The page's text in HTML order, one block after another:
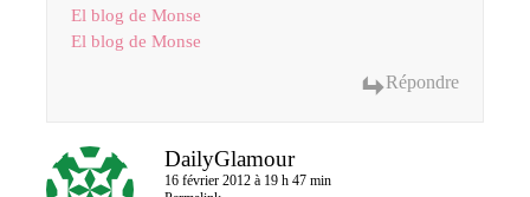
El blog de Monse
El blog de Monse
Répondre
DailyGlamour
16 février 2012 à 19 h 47 min